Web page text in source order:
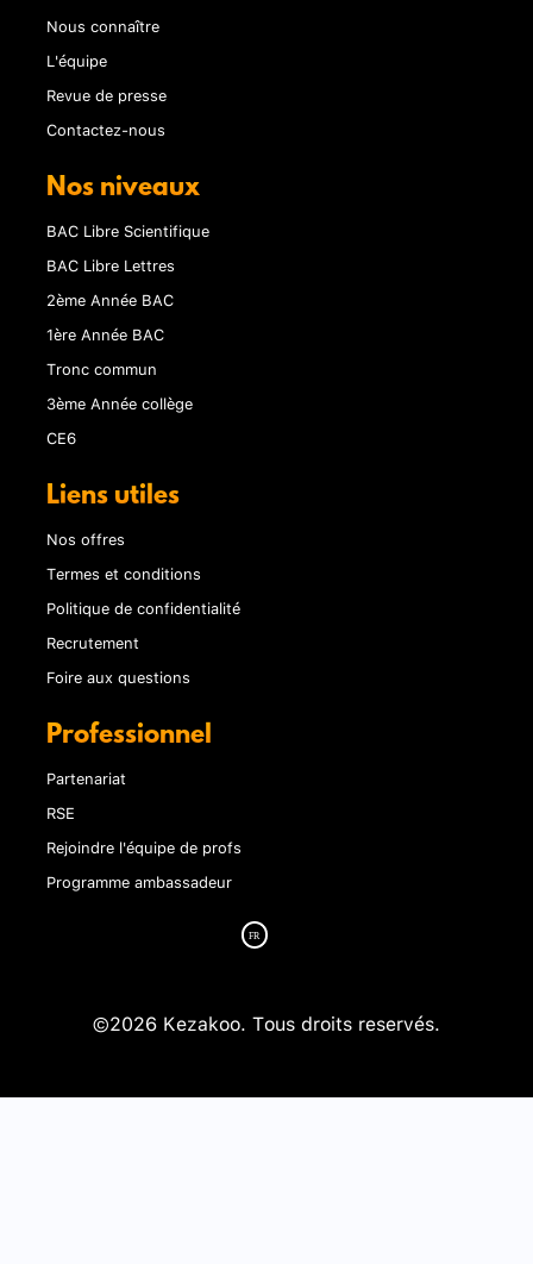
Nous connaître
L'équipe
Revue de presse
Contactez-nous
Nos niveaux
BAC Libre Scientifique
BAC Libre Lettres
2ème Année BAC
1ère Année BAC
Tronc commun
3ème Année collège
CE6
Liens utiles
Nos offres
Termes et conditions
Politique de confidentialité
Recrutement
Foire aux questions
Professionnel
Partenariat
RSE
Rejoindre l'équipe de profs
Programme ambassadeur
©2026 Kezakoo. Tous droits reservés.